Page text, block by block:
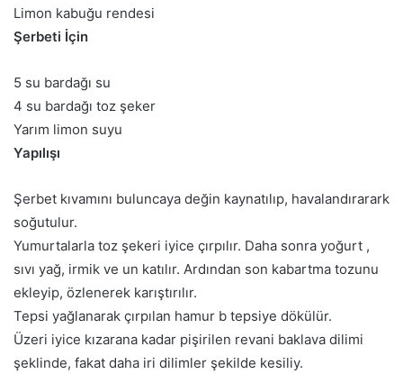
Limon kabuğu rendesi
Şerbeti İçin
5 su bardağı su
4 su bardağı toz şeker
Yarım limon suyu
Yapılışı
Şerbet kıvamını buluncaya değin kaynatılıp, havalandırarark
soğutulur.
Yumurtalarla toz şekeri iyice çırpılır. Daha sonra yoğurt ,
sıvı yağ, irmik ve un katılır. Ardından son kabartma tozunu
ekleyip, özlenerek karıştırılır.
Tepsi yağlanarak çırpılan hamur b tepsiye dökülür.
Üzeri iyice kızarana kadar pişirilen revani baklava dilimi
şeklinde, fakat daha iri dilimler şekilde kesiliy.